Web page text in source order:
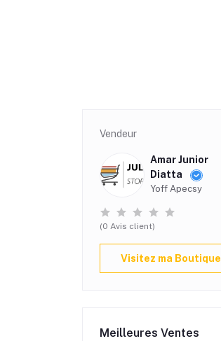
Vendeur
Amar Junior
Diatta
Yoff Apecsy
(0 Avis client)
Visitez ma Boutique
Meilleures Ventes